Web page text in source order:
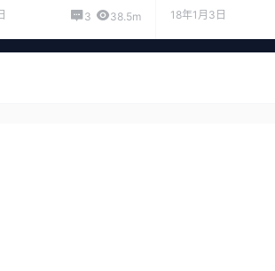
3 38.5m 18年1月3日